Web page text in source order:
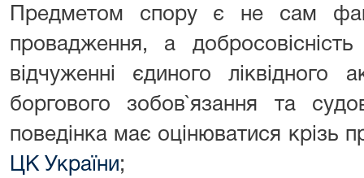
Предметом спору є не сам
провадження, а
відчуженні єдиного ліквідного
боргового зобов`язання та
поведінка має оцінюватися крізь
ЦК України;